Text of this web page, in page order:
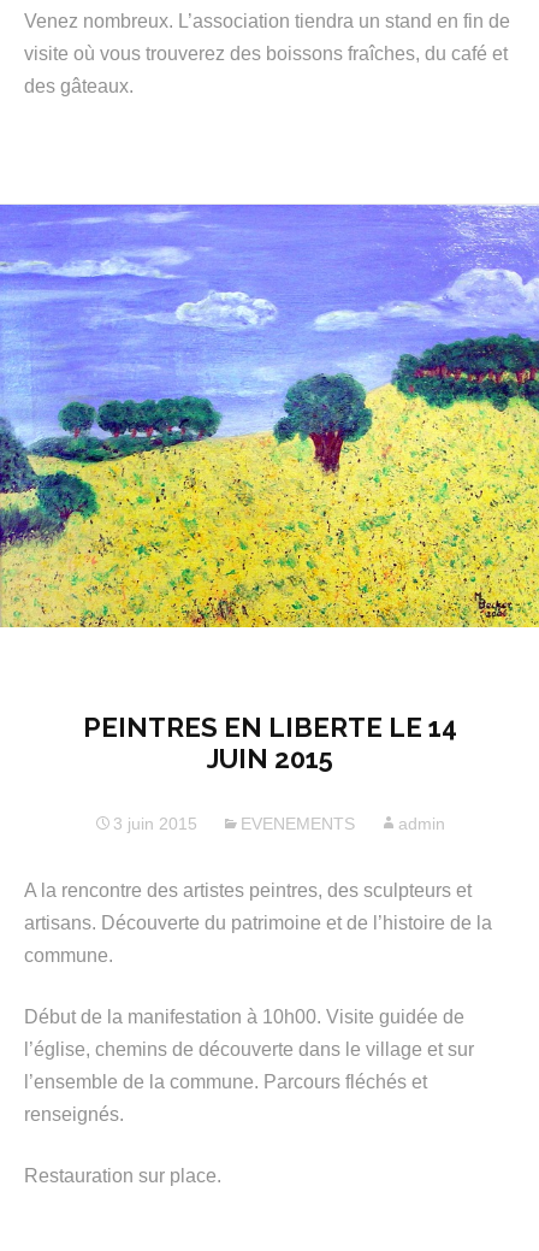
Venez nombreux. L’association tiendra un stand en fin de
visite où vous trouverez des boissons fraîches, du café et
des gâteaux.
PEINTRES EN LIBERTE LE 14
JUIN 2015
3 juin 2015 EVENEMENTS admin
A la rencontre des artistes peintres, des sculpteurs et
artisans. Découverte du patrimoine et de l’histoire de la
commune.
Début de la manifestation à 10h00. Visite guidée de
l’église, chemins de découverte dans le village et sur
l’ensemble de la commune. Parcours fléchés et
renseignés.
Restauration sur place.